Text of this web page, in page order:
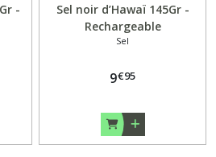
-
Sel noir d’Hawaï 145Gr -
Rechargeable
Sel
9€95